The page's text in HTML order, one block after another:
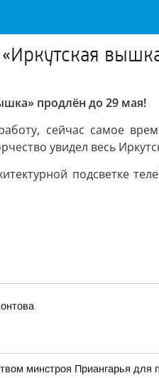
продлён до 29 мая!
сейчас самое
увидел весь
подсветке
минстроя Приангарья